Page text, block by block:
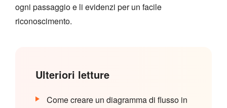
ogni passaggio e li evidenzi per un facile
riconoscimento.
Ulteriori letture
Come creare un diagramma di flusso in